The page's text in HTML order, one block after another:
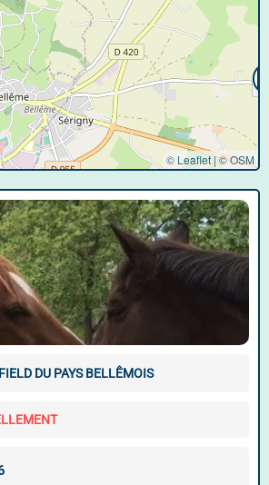
© Leaflet |©OSM
DU PAYS BELLÊMOIS